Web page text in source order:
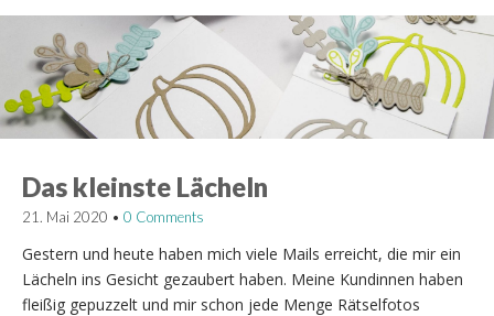
Das kleinste Lächeln
21. Mai 2020 • 0 Comments
Gestern und heute haben mich viele Mails erreicht, die mir ein
Lächeln ins Gesicht gezaubert haben. Meine Kundinnen haben
fleißig gepuzzelt und mir schon jede Menge Rätselfotos